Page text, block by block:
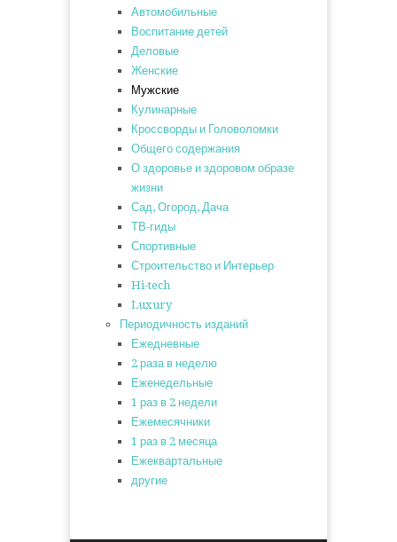
Автомобильные
Воспитание детей
Деловые
Женские
Мужские
Кулинарные
Кроссворды и Головоломки
Общего содержания
О здоровье и здоровом образе
жизни
Сад, Огород, Дача
ТВ-гиды
Спортивные
Строительство и Интерьер
Hi-tech
Luxury
Периодичность изданий
Ежедневные
2 раза в неделю
Еженедельные
1 раз в 2 недели
Ежемесячники
1 раз в 2 месяца
Ежеквартальные
другие